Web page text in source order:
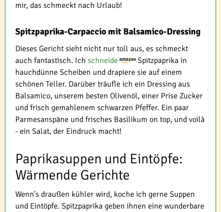
mir, das schmeckt nach Urlaub!
Spitzpaprika-Carpaccio mit Balsamico-Dressing
Dieses Gericht sieht nicht nur toll aus, es schmeckt
auch fantastisch. Ich schneide
Spitzpaprika in
hauchdünne Scheiben und drapiere sie auf einem
schönen Teller. Darüber träufle ich ein Dressing aus
Balsamico, unserem besten Olivenöl, einer Prise Zucker
und frisch gemahlenem schwarzen Pfeffer. Ein paar
Parmesanspäne und frisches Basilikum on top, und voilà
- ein Salat, der Eindruck macht!
Paprikasuppen und Eintöpfe:
Wärmende Gerichte
Wenn's draußen kühler wird, koche ich gerne Suppen
und Eintöpfe. Spitzpaprika geben ihnen eine wunderbare